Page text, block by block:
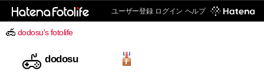
ユーザー登録 ログイン ヘルプ
dodosu's fotolife
dodosu